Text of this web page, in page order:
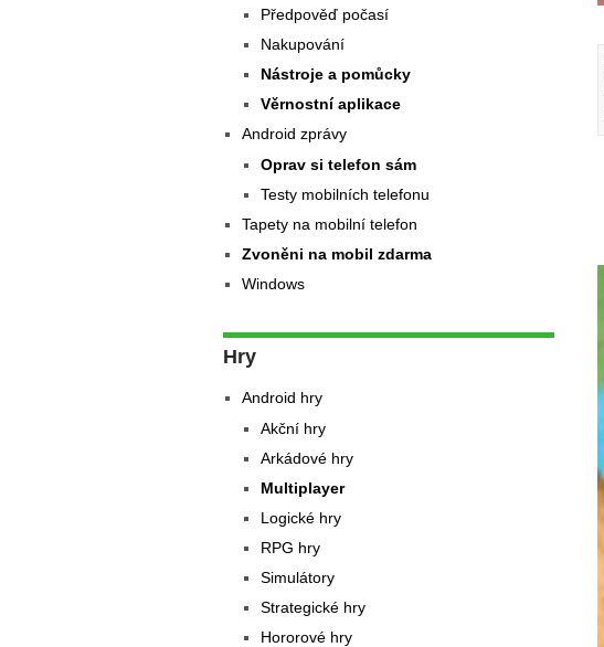
Předpověď počasí
Nakupování
Nástroje a pomůcky
Věrnostní aplikace
Android zprávy
Oprav si telefon sám
Testy mobilních telefonu
Tapety na mobilní telefon
Zvoněni na mobil zdarma
Windows
Hry
Android hry
Akční hry
Arkádové hry
Multiplayer
Logické hry
RPG hry
Simulátory
Strategické hry
Hororové hry